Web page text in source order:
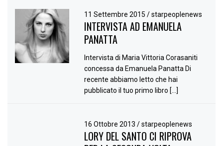
11 Settembre 2015/ starpeoplenews
INTERVISTA AD EMANUELA
PANATTA
Intervista di Maria Vittoria Corasaniti
concessa da Emanuela Panatta Di
recente abbiamo letto che hai
pubblicato il tuo primo libro […]
16 Ottobre 2013/ starpeoplenews
LORY DEL SANTO CI RIPROVA